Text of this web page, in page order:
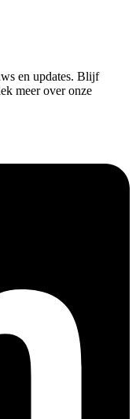
en updates. Blijf
meer over onze